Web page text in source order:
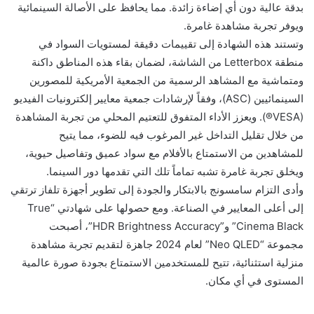
بدقة عالية دون أي إضاءة زائدة. مما يحافظ على الأصالة السينمائية
ويوفر تجربة مشاهدة غامرة.
وتستند هذه الشهادة إلى تقييمات دقيقة لمستويات السواد في
منطقة Letterbox من الشاشة، لضمان بقاء هذه المناطق داكنة
ومتماشية مع المشاهد الرسمية من الجمعية الأمريكية للمصورين
السينمائيين (ASC)، وفقاً لإرشادات جمعية معايير إلكترونيات الفيديو
(VESA®️). ويعزز الأداء المتفوق للتعتيم المحلي من تجربة المشاهدة
من خلال تقليل التداخل غير المرغوب فيه للضوء، مما يتيح
للمشاهدين من الاستمتاع بالأفلام مع سواد عميق وتفاصيل حيوية،
ويخلق تجربة غامرة تشبه تماماً تلك التي تقدمها دور السينما.
وأدى التزام سامسونج بالابتكار والجودة إلى تطوير أجهزة تلفاز ترتقي
إلى أعلى المعايير في الصناعة. ومع حصولها على شهادتي “True
Cinema Black” و”HDR Brightness Accuracy”، أصبحت
مجموعة “Neo QLED” لعام 2024 جاهزة لتقديم تجربة مشاهدة
منزلية استثنائية، تتيح للمستخدمين الاستمتاع بجودة صورة عالمية
المستوى في أي مكان.